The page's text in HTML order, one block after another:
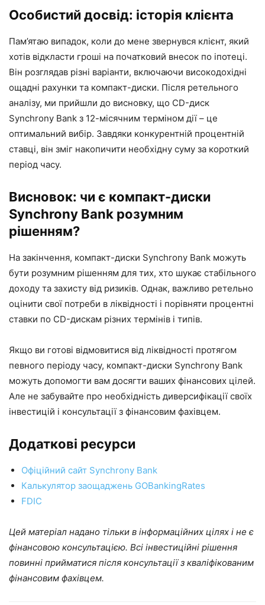
Особистий досвід: історія клієнта
Пам’ятаю випадок, коли до мене звернувся клієнт, який
хотів відкласти гроші на початковий внесок по іпотеці.
Він розглядав різні варіанти, включаючи високодохідні
ощадні рахунки та компакт-диски. Після ретельного
аналізу, ми прийшли до висновку, що CD-диск
Synchrony Bank з 12-місячним терміном дії – це
оптимальний вибір. Завдяки конкурентній процентній
ставці, він зміг накопичити необхідну суму за короткий
період часу.
Висновок: чи є компакт-диски
Synchrony Bank розумним
рішенням?
На закінчення, компакт-диски Synchrony Bank можуть
бути розумним рішенням для тих, хто шукає стабільного
доходу та захисту від ризиків. Однак, важливо ретельно
оцінити свої потреби в ліквідності і порівняти процентні
ставки по CD-дискам різних термінів і типів.
Якщо ви готові відмовитися від ліквідності протягом
певного періоду часу, компакт-диски Synchrony Bank
можуть допомогти вам досягти ваших фінансових цілей.
Але не забувайте про необхідність диверсифікації своїх
інвестицій і консультації з фінансовим фахівцем.
Додаткові ресурси
Офіційний сайт Synchrony Bank
Калькулятор заощаджень GOBankingRates
FDIC
Цей матеріал надано тільки в інформаційних цілях і не є
фінансовою консультацією. Всі інвестиційні рішення
повинні прийматися після консультації з кваліфікованим
фінансовим фахівцем.